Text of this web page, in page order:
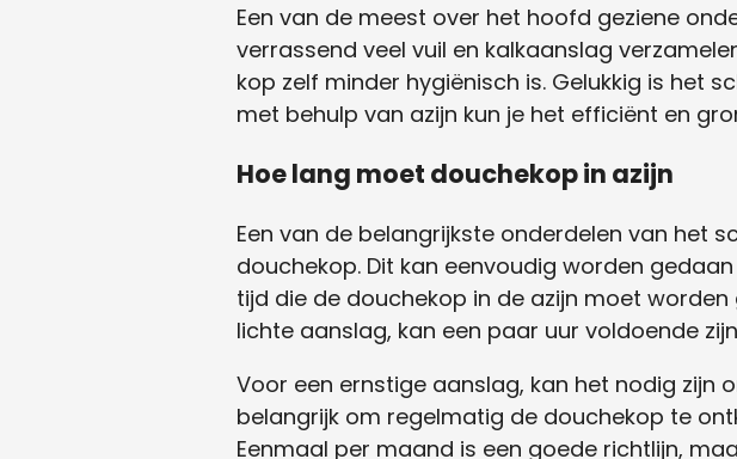
Een van de meest over het hoofd geziene
verrassend veel vuil en kalkaanslag
kop zelf minder hygiënisch is. Gelukkig is het
met behulp van azijn kun je het efficiënt en
Hoe lang moet douchekop in azijn
Een van de belangrijkste onderdelen van het
douchekop. Dit kan eenvoudig worden
tijd die de douchekop in de azijn moet
lichte aanslag, kan een paar uur voldoende
Voor een ernstige aanslag, kan het nodig zijn
belangrijk om regelmatig de douchekop te
Eenmaal per maand is een goede richtlijn,